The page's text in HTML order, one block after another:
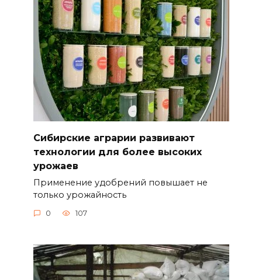
Сибирские аграрии развивают
технологии для более высоких
урожаев
Применение удобрений повышает не
только урожайность
0 107